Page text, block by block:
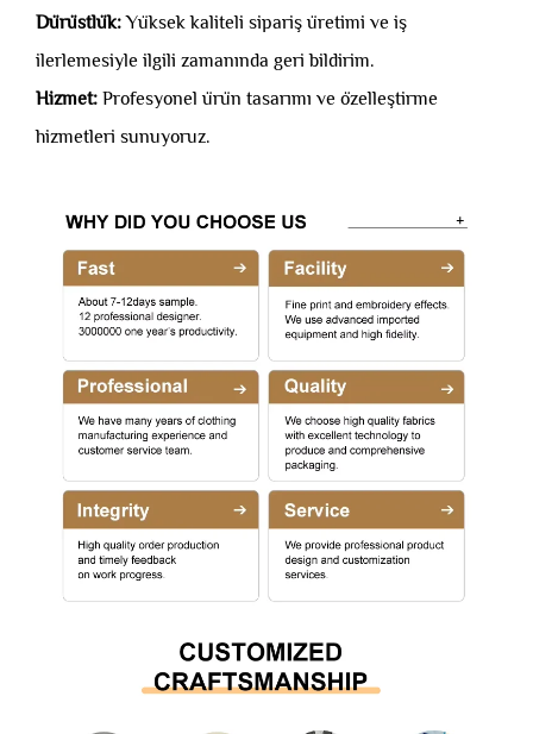
Dürüstlük:Yüksek kaliteli sipariş üretimi ve iş
ilerlemesiyle ilgili zamanında geri bildirim.
Hizmet: Profesyonel ürün tasarımı ve özelleştirme
hizmetleri sunuyoruz.